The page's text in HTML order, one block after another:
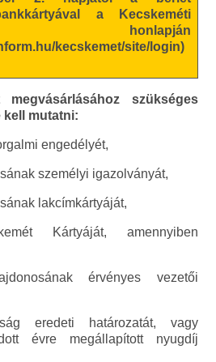
a Kecskeméti
honlapján
kecskemet/site/login)
szükséges
kell mutatni:
engedélyét,
személyi igazolványát,
lakcímkártyáját,
Kártyáját, amennyiben
érvényes vezetői
eredeti határozatát, vagy
évre megállapított nyugdíj